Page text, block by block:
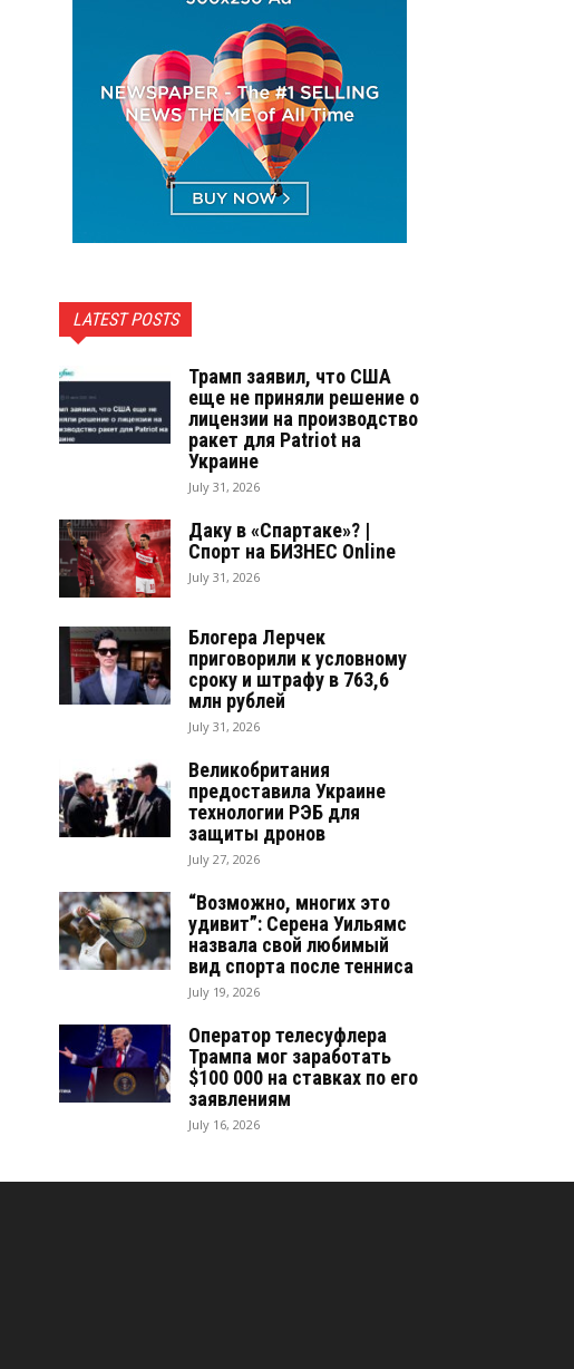
LATEST POSTS
Трамп заявил, что США
еще не приняли решение о
лицензии на производство
ракет для Patriot на
Украине
July 31, 2026
Даку в «Спартаке»? |
Спорт на БИЗНЕС Online
July 31, 2026
Блогера Лерчек
приговорили к условному
сроку и штрафу в 763,6
млн рублей
July 31, 2026
Великобритания
предоставила Украине
технологии РЭБ для
защиты дронов
July 27, 2026
“Возможно, многих это
удивит”: Серена Уильямс
назвала свой любимый
вид спорта после тенниса
July 19, 2026
Оператор телесуфлера
Трампа мог заработать
$100 000 на ставках по его
заявлениям
July 16, 2026